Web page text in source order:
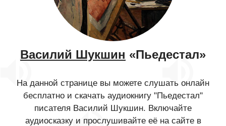
Василий Шукшин «Пьедестал»
На данной странице вы можете слушать онлайн
бесплатно и скачать аудиокнигу "Пьедестал"
писателя Василий Шукшин. Включайте
аудиосказку и прослушивайте её на сайте в